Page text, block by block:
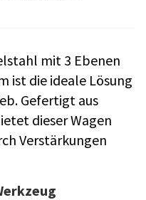
mit 3 Ebenen
ist die ideale Lösung
Gefertigt aus
dieser Wagen
Verstärkungen